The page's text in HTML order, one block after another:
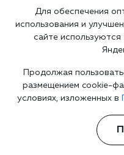
Врач психиатр в
Для обеспечения
использования и
сайте используются
Продолжая
размещением cookie-
условиях, изложенных в